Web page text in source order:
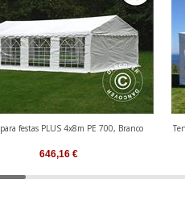
festas PLUS 4x8m PE 700, Branco
646,16 €